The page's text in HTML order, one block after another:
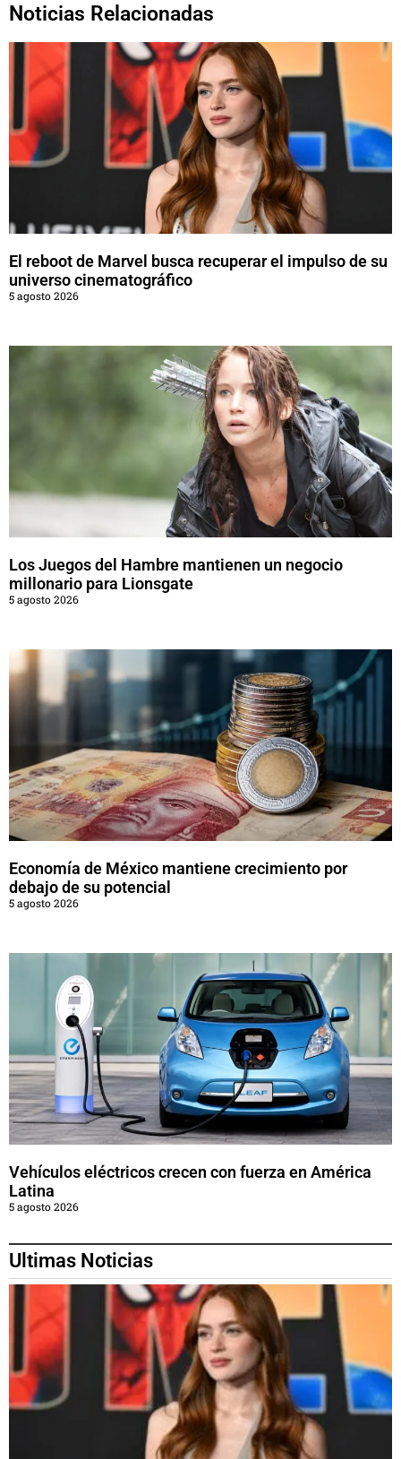
Noticias Relacionadas
El reboot de Marvel busca recuperar el impulso de su
universo cinematográfico
5 agosto 2026
Los Juegos del Hambre mantienen un negocio
millonario para Lionsgate
5 agosto 2026
Economía de México mantiene crecimiento por
debajo de su potencial
5 agosto 2026
Vehículos eléctricos crecen con fuerza en América
Latina
5 agosto 2026
Ultimas Noticias